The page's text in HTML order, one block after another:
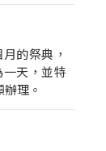
的祭典，
天，並特
理。